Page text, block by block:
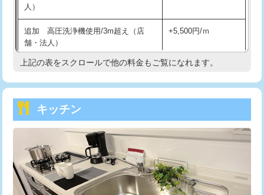
持込商品取付（混合水栓）
持込商品取付（浄水器・分岐水栓） 16,500円
持込商品取付（温水洗浄便座） 22,000円
持込商品取付（普通便座⇔温水洗浄便
22,000円
給水管工事※（ホール加工)
給水管工事※（バンド止め) 3,300円
給水管工事※（支持金具設置) 5,500円
給水管工事※（保温材使用（バンド止
5,500円
人）
追加 高圧洗浄機使用/3m超え（店
舗・法人）
+5,500円/ｍ
高度高圧洗浄換 現地調査
トーラー機使用/3mまで
追加トーラー機使用/3m超え +3,300円
カメラ調査 33,000円
桝清掃 8,800円
上記の表をスクロールで他の料金もご覧になれます。
キッチン